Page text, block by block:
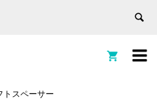


トスペーサー